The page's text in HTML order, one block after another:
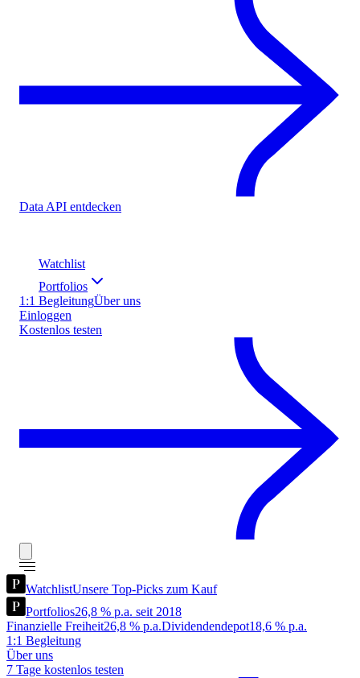
Data API entdecken
Watchlist
Portfolios
1:1 BegleitungÜber uns
Einloggen
Kostenlos testen
WatchlistUnsere Top-Picks zum Kauf
Portfolios26,8 % p.a. seit 2018
Finanzielle Freiheit26,8 % p.a.Dividendendepot18,6 % p.a.
1:1 Begleitung
Über uns
7 Tage kostenlos testen